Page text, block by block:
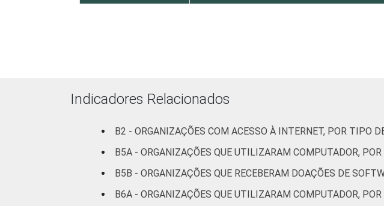
Fonte: CGI.br/NIC.br, Centro Regional de Estudos para o
Tecnologias de Informação e Comunicação nas organizações
Indicadores Relacionados
B2 - ORGANIZAÇÕES COM ACESSO À INTERNET, POR TIPO
B5A - ORGANIZAÇÕES QUE UTILIZARAM COMPUTADOR,
B5B - ORGANIZAÇÕES QUE RECEBERAM DOAÇÕES DE
B6A - ORGANIZAÇÕES QUE UTILIZARAM COMPUTADOR,